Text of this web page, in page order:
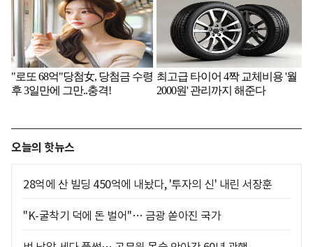
오늘의 핫뉴스
28억에 산 빌딩 450억에 내놨다, '투자의 신' 내린 서장훈
"K-굴착기 덕에 돈 벌어"… 금광 쏟아진 국가